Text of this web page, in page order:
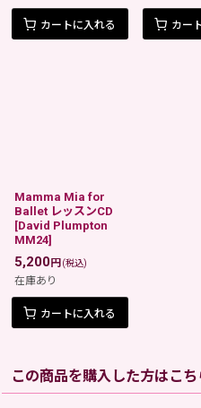
カートに入れる カー
Mamma Mia for
Ballet レッスンCD
[David Plumpton
MM24]
5,200円 (税込)
在庫あり
カートに入れる
この商品を購入した方はこ